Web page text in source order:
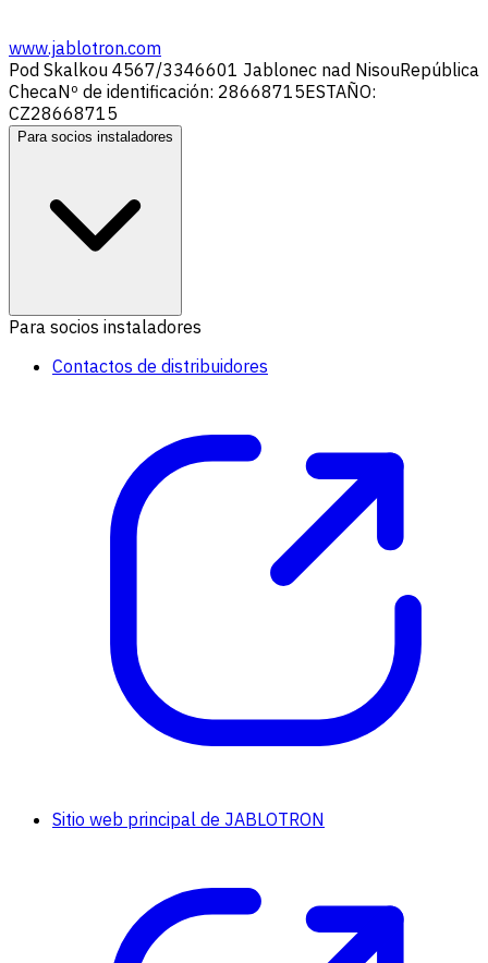
www.jablotron.com
Pod Skalkou 4567/3346601 Jablonec nad NisouRepública
ChecaNº de identificación: 28668715ESTAÑO:
CZ28668715
Para socios instaladores
Para socios instaladores
Contactos de distribuidores
Sitio web principal de JABLOTRON